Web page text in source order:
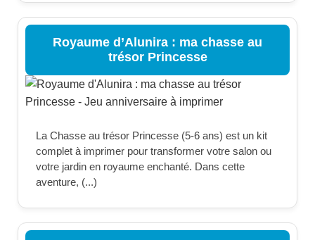
Royaume d’Alunira : ma chasse au
trésor Princesse
La Chasse au trésor Princesse (5-6 ans) est un kit
complet à imprimer pour transformer votre salon ou
votre jardin en royaume enchanté. Dans cette
aventure, (...)